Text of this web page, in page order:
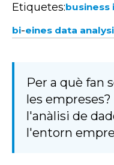
Etiquetes:business
bi-eines data
Per a què fan
les
l'anàlisi de
l'entorn